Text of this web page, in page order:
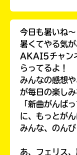
今日も暑いね〜
暑くてやる気
AKAI5チャン
らってるよ！
みんなの感想
が毎日の楽しみ
「新曲がんば
に、もっとが
みんな、のん
あ、フェリス